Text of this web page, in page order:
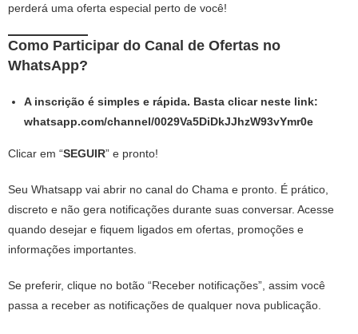
perderá uma oferta especial perto de você!
Como Participar do Canal de Ofertas no
WhatsApp?
A inscrição é simples e rápida. Basta clicar neste link:
whatsapp.com/channel/0029Va5DiDkJJhzW93vYmr0e
Clicar em “SEGUIR” e pronto!
Seu Whatsapp vai abrir no canal do Chama e pronto. É prático,
discreto e não gera notificações durante suas conversar. Acesse
quando desejar e fiquem ligados em ofertas, promoções e
informações importantes.
Se preferir, clique no botão “Receber notificações”, assim você
passa a receber as notificações de qualquer nova publicação.